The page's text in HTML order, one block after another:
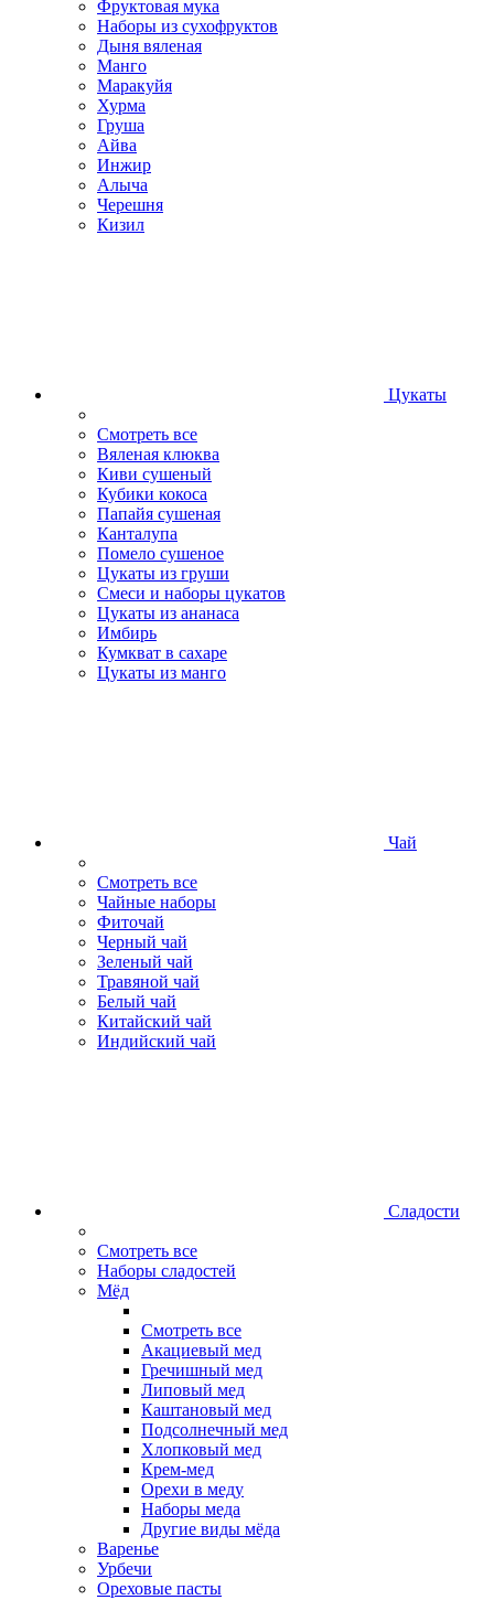
Фруктовая мука
Наборы из сухофруктов
Дыня вяленая
Манго
Маракуйя
Хурма
Груша
Айва
Инжир
Алыча
Черешня
Кизил
Цукаты
Смотреть все
Вяленая клюква
Киви сушеный
Кубики кокоса
Папайя сушеная
Канталупа
Помело сушеное
Цукаты из груши
Смеси и наборы цукатов
Цукаты из ананаса
Имбирь
Кумкват в сахаре
Цукаты из манго
Чай
Смотреть все
Чайные наборы
Фиточай
Черный чай
Зеленый чай
Травяной чай
Белый чай
Китайский чай
Индийский чай
Сладости
Смотреть все
Наборы сладостей
Мёд
Смотреть все
Акациевый мед
Гречишный мед
Липовый мед
Каштановый мед
Подсолнечный мед
Хлопковый мед
Крем-мед
Орехи в меду
Наборы меда
Другие виды мёда
Варенье
Урбечи
Ореховые пасты